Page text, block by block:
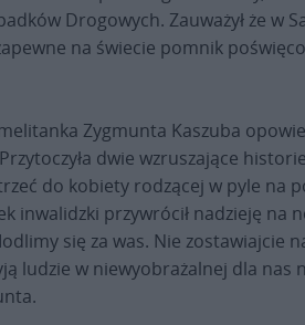
Drogowych. Zauważył że w
na świecie pomnik
Zygmunta Kaszuba
dwie wzruszające
do kobiety rodzącej w pyle na
inwalidzki przywrócił nadzieję na
się za was. Nie zostawiajcie
ludzie w niewyobrażalnej dla nas